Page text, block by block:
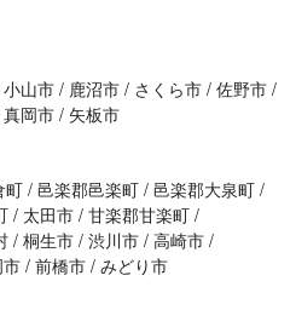
小山市 鹿沼市 さくら市 佐野市
真岡市
矢板市
町 邑楽郡邑楽町 邑楽郡大泉町
太田市 甘楽郡甘楽町
桐生市 渋川市 高崎市
前橋市 みどり市